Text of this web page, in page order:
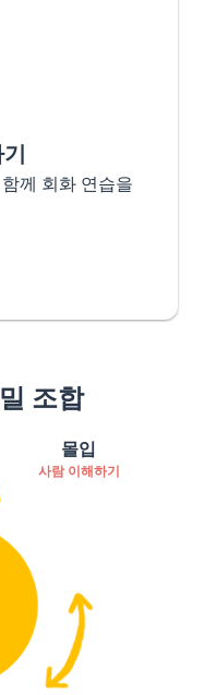
께 회화 연습을
조합
몰입
사람 이해하기